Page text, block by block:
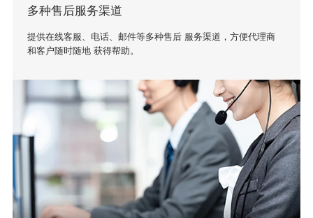
多种售后服务渠道
提供在线客服、电话、邮件等多种售后 服务渠道，方便代理商
和客户随时随地 获得帮助。